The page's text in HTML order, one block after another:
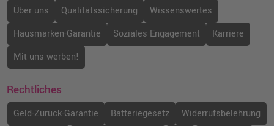
Über uns Qualitätssicherung
Wissenswertes
Hausmarken-Garantie
Soziales Engagement
Karriere
Mit uns werben!
Rechtliches
Geld-Zurück-Garantie Batteriegesetz
Widerrufsbelehrung